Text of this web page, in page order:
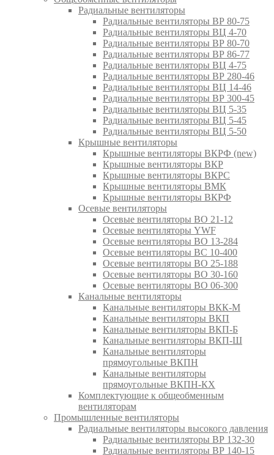
Радиальные вентиляторы
Радиальные вентиляторы ВР 80-75
Радиальные вентиляторы ВЦ 4-70
Радиальные вентиляторы ВР 80-70
Радиальные вентиляторы ВР 86-77
Радиальные вентиляторы ВЦ 4-75
Радиальные вентиляторы ВР 280-46
Радиальные вентиляторы ВЦ 14-46
Радиальные вентиляторы ВР 300-45
Радиальные вентиляторы ВЦ 5-35
Радиальные вентиляторы ВЦ 5-45
Радиальные вентиляторы ВЦ 5-50
Крышные вентиляторы
Крышные вентиляторы ВКРФ (new)
Крышные вентиляторы ВКР
Крышные вентиляторы ВКРС
Крышные вентиляторы ВМК
Крышные вентиляторы ВКРФ
Осевые вентиляторы
Осевые вентиляторы ВО 21-12
Осевые вентиляторы YWF
Осевые вентиляторы ВО 13-284
Осевые вентиляторы ВС 10-400
Осевые вентиляторы ВО 25-188
Осевые вентиляторы ВО 30-160
Осевые вентиляторы ВО 06-300
Канальные вентиляторы
Канальные вентиляторы ВКК-М
Канальные вентиляторы ВКП
Канальные вентиляторы ВКП-Б
Канальные вентиляторы ВКП-Ш
Канальные вентиляторы
прямоугольные ВКПН
Канальные вентиляторы
прямоугольные ВКПН-КХ
Комплектующие к общеобменным
вентиляторам
Промышленные вентиляторы
Радиальные вентиляторы высокого давления
Радиальные вентиляторы ВР 132-30
Радиальные вентиляторы ВР 140-15